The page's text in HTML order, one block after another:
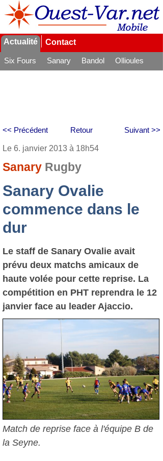
Actualité Contact
Six Fours Sanary Bandol
Ollioules
Retour
<< Précédent Suivant >>
Le 6. janvier 2013 à 18h54
Sanary Rugby
Sanary Ovalie
commence dans le
dur
Le staff de Sanary Ovalie avait
prévu deux matchs amicaux de
haute volée pour cette reprise. La
compétition en PHT reprendra le 12
janvier face au leader Ajaccio.
Match de reprise face à l'équipe B de
la Seyne.